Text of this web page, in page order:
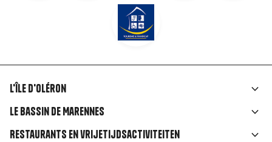
Liens
rubriques
L'île d'Oléron
Le Bassin de Marennes
Restaurants en vrijetijdsactiviteiten